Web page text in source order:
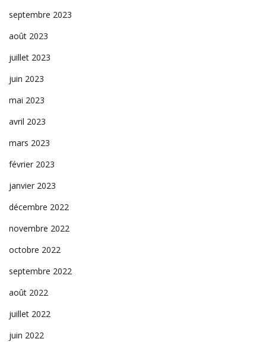
septembre 2023
août 2023
juillet 2023
juin 2023
mai 2023
avril 2023
mars 2023
février 2023
janvier 2023
décembre 2022
novembre 2022
octobre 2022
septembre 2022
août 2022
juillet 2022
juin 2022